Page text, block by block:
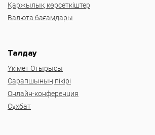
Қаржылық көрсеткіштер
Валюта бағамдары
Талдау
Үкімет Отырысы
Сарапшының пікірі
Онлайн-конференция
Сұхбат